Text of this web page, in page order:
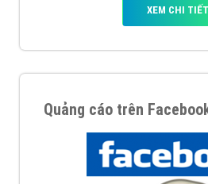
XEM CHI TIẾT
Quảng cáo trên